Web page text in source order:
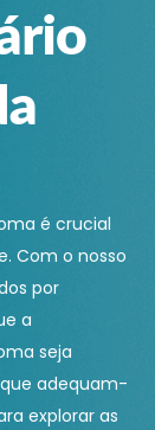
é crucial
Com o nosso
por
a
seja
que adequam-
explorar as